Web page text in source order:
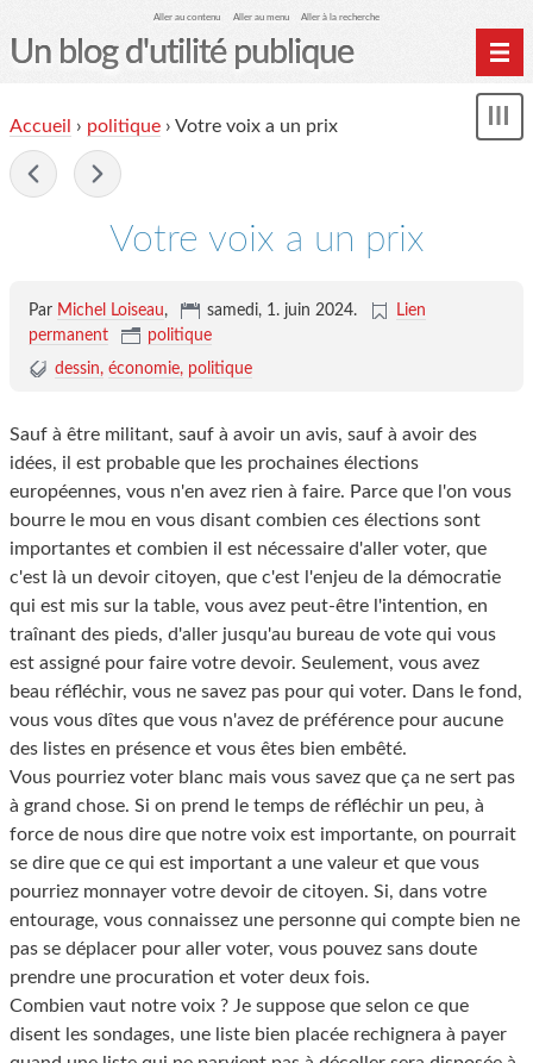
Aller au contenu Aller au menu Aller à la recherche
Un blog d'utilité publique
le Glob qui nuisait grave
Accueil › politique › Votre voix a un prix
Votre voix a un prix
Par Michel Loiseau, samedi, 1. juin 2024.
Lien
permanent
politique
dessin économie politique
Sauf à être militant, sauf à avoir un avis, sauf à avoir des
idées, il est probable que les prochaines élections
européennes, vous n'en avez rien à faire. Parce que l'on vous
bourre le mou en vous disant combien ces élections sont
importantes et combien il est nécessaire d'aller voter, que
c'est là un devoir citoyen, que c'est l'enjeu de la démocratie
qui est mis sur la table, vous avez peut-être l'intention, en
traînant des pieds, d'aller jusqu'au bureau de vote qui vous
est assigné pour faire votre devoir. Seulement, vous avez
beau réfléchir, vous ne savez pas pour qui voter. Dans le fond,
vous vous dîtes que vous n'avez de préférence pour aucune
des listes en présence et vous êtes bien embêté.
Vous pourriez voter blanc mais vous savez que ça ne sert pas
à grand chose. Si on prend le temps de réfléchir un peu, à
force de nous dire que notre voix est importante, on pourrait
se dire que ce qui est important a une valeur et que vous
pourriez monnayer votre devoir de citoyen. Si, dans votre
entourage, vous connaissez une personne qui compte bien ne
pas se déplacer pour aller voter, vous pouvez sans doute
prendre une procuration et voter deux fois.
Combien vaut notre voix ? Je suppose que selon ce que
disent les sondages, une liste bien placée rechignera à payer